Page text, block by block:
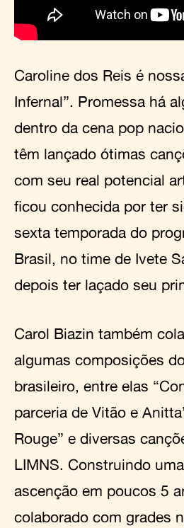
Caroline dos Reis é
Infernal”. Promessa há
dentro da cena pop
têm lançado ótimas
com seu real potencial
ficou conhecida por ter
sexta temporada do
Brasil, no time de Ivete
depois ter laçado seu
Carol Biazin também
algumas composições
brasileiro, entre elas
parceria de Vitão e
Rouge” e diversas
LIMNS. Construindo
ascenção em poucos 5
colaborado com grades